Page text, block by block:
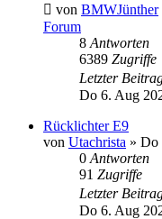
von BMWJünther
Forum
8 Antworten
6389 Zugriffe
Letzter
Do 6. Aug
Rücklichter E9
von Utachrista » Do
0 Antworten
91 Zugriffe
Letzter
Do 6. Aug